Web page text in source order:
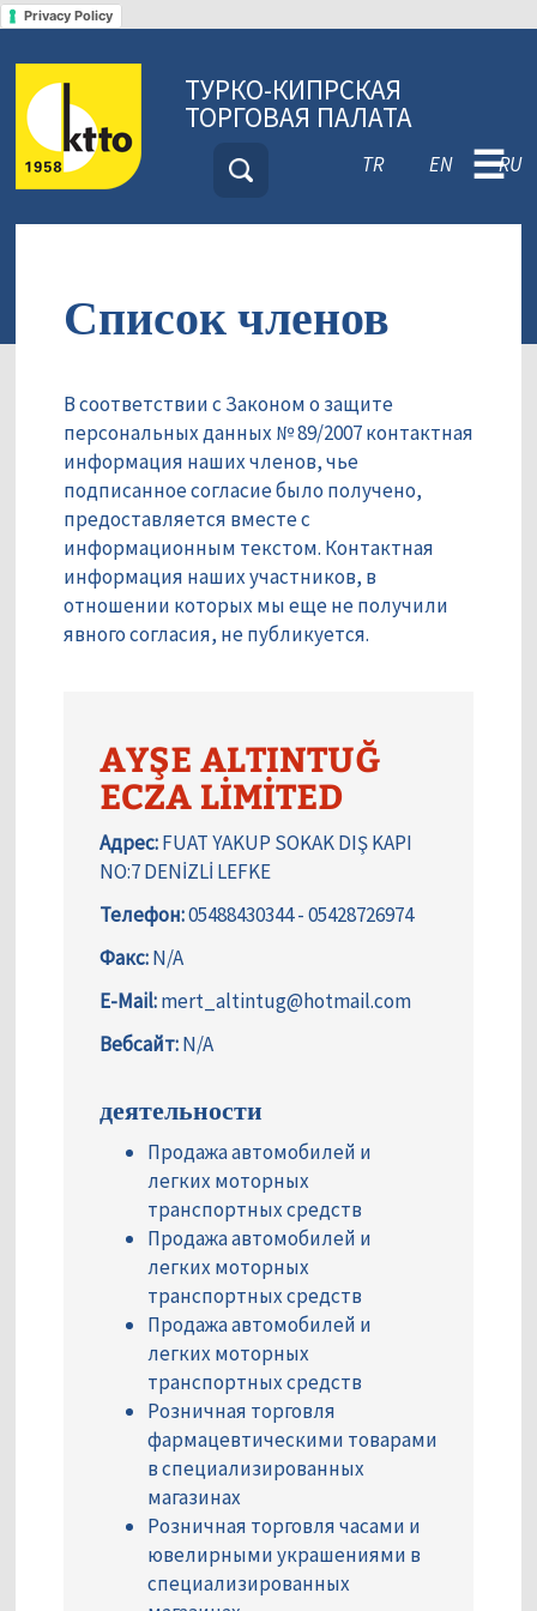
Privacy Policy
ТУРКО-КИПРСКАЯ
ТОРГОВАЯ ПАЛАТА
TR EN RU
☰
Список членов
В соответствии с Законом о защите
персональных данных № 89/2007 контактная
информация наших членов, чье
подписанное согласие было получено,
предоставляется вместе с
информационным текстом. Контактная
информация наших участников, в
отношении которых мы еще не получили
явного согласия, не публикуется.
AYŞE ALTINTUĞ
ECZA LİMİTED
Адрес:FUAT YAKUP SOKAK DIŞ KAPI
NO:7 DENİZLİ LEFKE
Телефон:05488430344 - 05428726974
Факс:N/A
E-Mail:mert_altintug@hotmail.com
Вебсайт:N/A
деятельности
Продажа автомобилей и
легких моторных
транспортных средств
Продажа автомобилей и
легких моторных
транспортных средств
Продажа автомобилей и
легких моторных
транспортных средств
Розничная торговля
фармацевтическими товарами
в специализированных
магазинах
Розничная торговля часами и
ювелирными украшениями в
специализированных